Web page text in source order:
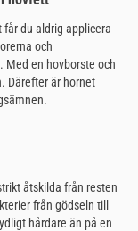
du aldrig applicera
och
Med en hovborste och
Därefter är hornet
åtskilda från resten
från gödseln till
hårdare än på en